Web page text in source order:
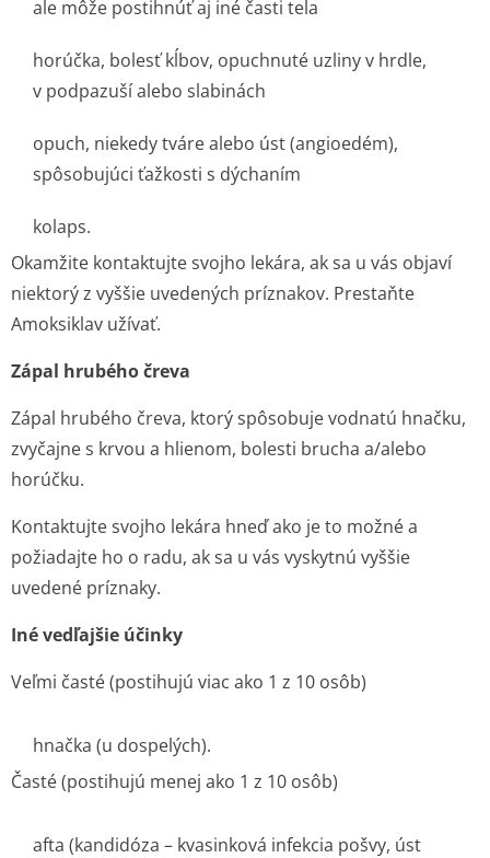
ale môže postihnúť aj iné časti tela
horúčka, bolesť kĺbov, opuchnuté uzliny v hrdle,
v podpazuší alebo slabinách
opuch, niekedy tváre alebo úst (angioedém),
spôsobujúci ťažkosti s dýchaním
kolaps.
Okamžite kontaktujte svojho lekára, ak sa u vás objaví
niektorý z vyššie uvedených príznakov. Prestaňte
Amoksiklav užívať.
Zápal hrubého čreva
Zápal hrubého čreva, ktorý spôsobuje vodnatú hnačku,
zvyčajne s krvou a hlienom, bolesti brucha a/alebo
horúčku.
Kontaktujte svojho lekára hneď ako je to možné a
požiadajte ho o radu, ak sa u vás vyskytnú vyššie
uvedené príznaky.
Iné vedľajšie účinky
Veľmi časté(postihujú viac ako 1 z 10 osôb)
hnačka (u dospelých).
Časté(postihujú menej ako 1 z 10 osôb)
afta (kandidóza – kvasinková infekcia pošvy, úst